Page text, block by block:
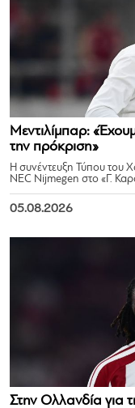
Μεντιλίμπαρ:
την πρόκριση»
Η συνέντευξη Τύπου του
NEC Nijmegen στο «Γ.
05.08.2026
Στην Ολλανδία για